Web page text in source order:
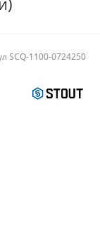
SCQ-1100-0724250